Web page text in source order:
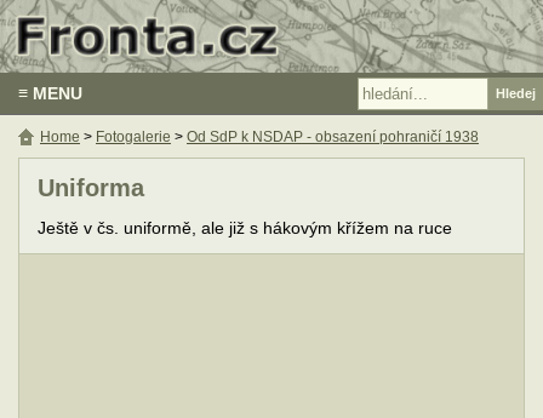
≡ MENU
Uniforma
Ještě v čs. uniformě, ale již s hákovým křížem na ruce
Home > Fotogalerie > Od SdP k NSDAP - obsazení pohraničí 1938